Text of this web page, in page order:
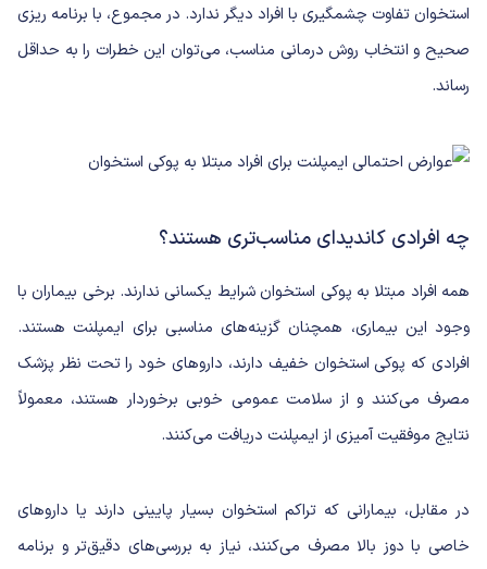
استخوان تفاوت چشمگیری با افراد دیگر ندارد. در مجموع، با برنامه ریزی
صحیح و انتخاب روش درمانی مناسب، می‌توان این خطرات را به حداقل
رساند.
چه افرادی کاندیدای مناسب‌تری هستند؟
همه افراد مبتلا به پوکی استخوان شرایط یکسانی ندارند. برخی بیماران با
وجود این بیماری، همچنان گزینه‌های مناسبی برای ایمپلنت هستند.
افرادی که پوکی استخوان خفیف دارند، داروهای خود را تحت نظر پزشک
مصرف می‌کنند و از سلامت عمومی خوبی برخوردار هستند، معمولاً
نتایج موفقیت آمیزی از ایمپلنت دریافت می‌کنند.
در مقابل، بیمارانی که تراکم استخوان بسیار پایینی دارند یا داروهای
خاصی با دوز بالا مصرف می‌کنند، نیاز به بررسی‌های دقیق‌تر و برنامه